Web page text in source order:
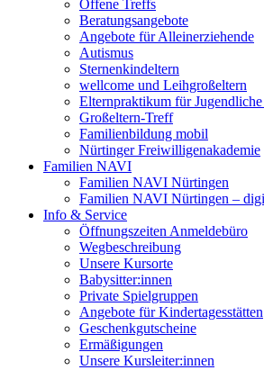
Offene Treffs
Beratungsangebote
Angebote für Alleinerziehende
Autismus
Sternenkindeltern
wellcome und Leihgroßeltern
Elternpraktikum für
Großeltern-Treff
Familienbildung mobil
Nürtinger Freiwilligenakademie
Familien NAVI
Familien NAVI Nürtingen
Familien NAVI Nürtingen –
Info & Service
Öffnungszeiten Anmeldebüro
Wegbeschreibung
Unsere Kursorte
Babysitter:innen
Private Spielgruppen
Angebote für Kindertagesstätten
Geschenkgutscheine
Ermäßigungen
Unsere Kursleiter:innen